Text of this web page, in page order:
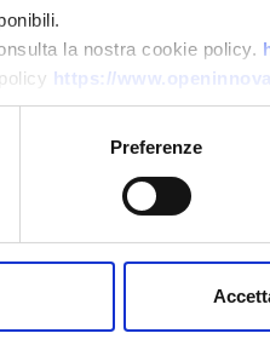
la nostra cookie policy.
https://
Preferenze
→
cerca
distributori
ID EEN:
Scade il